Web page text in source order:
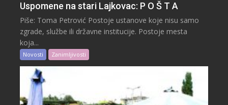
Uspomene na stari Lajkovac: P O Š T A
Piše: Toma Petrović Postoje ustanove koje nisu samo
zgrade, službe ili državne institucije. Postoje mesta
koja...
Novosti Zanimljivosti